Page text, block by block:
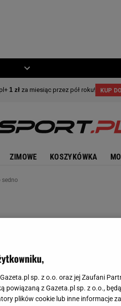
ZIMOWE KOSZYKÓWKA
sedno
sp. z o.o. oraz jej Zaufani
powiązaną z Gazeta.pl sp. z o.o.,
plików cookie lub inne informacje